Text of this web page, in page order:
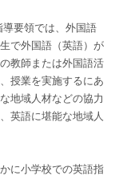
要領では、外国語
で外国語（英語）が
教師または外国語活
授業を実施するにあ
地域人材などの協力
英語に堪能な地域人
に小学校での英語指